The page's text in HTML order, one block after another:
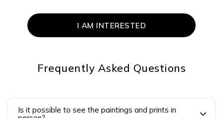
Frequently Asked Questions
Is it possible to see the paintings and prints in
I AM INTERESTED